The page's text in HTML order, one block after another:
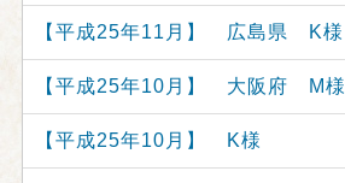
【平成25年11月】 広島県 K様
【平成25年10月】 大阪府 M様
【平成25年10月】 K様